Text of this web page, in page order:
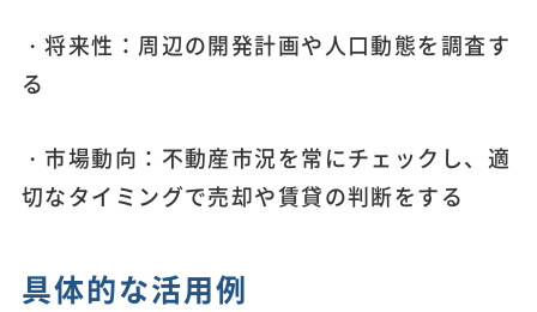
・将来性：周辺の開発計画や人口動態を調査す
る
・市場動向：不動産市況を常にチェックし、適
切なタイミングで売却や賃貸の判断をする
具体的な活用例